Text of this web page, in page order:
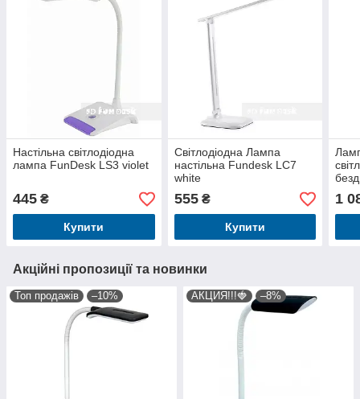
Настільна світлодіодна
лампа FunDesk LS3 violet
445 ₴
Купити
Світлодіодна Лампа
настільна Fundesk LC7
white
555₴
Купити
1
Акційні пропозиції та новинки
Топ продажів –10% АКЦИЯ!!!🍓 –8%